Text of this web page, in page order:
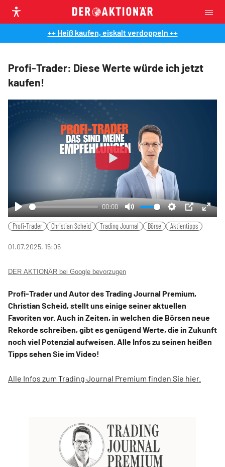
++ Heiß kaufen, eiskalt verdoppeln ++
Profi-Trader: Diese Werte würde ich jetzt
kaufen!
Play
00:00
Mute Settings
PIP
Profi-Trader Christian Scheid Trading Journal Börse Aktientipps
01.07.2025, 15:05
DER AKTIONÄR bei Google bevorzugen
Profi-Trader und Autor des Trading Journal Premium,
Christian Scheid, stellt uns einige seiner aktuellen
Favoriten vor. Auch in Zeiten, in welchen die Börsen neue
Rekorde schreiben, gibt es genügend Werte, die in Zukunft
noch viel Potenzial aufweisen. Alle Infos zu seinen heißen
Tipps sehen Sie im Video!
Alle Infos zum Trading Journal Premium finden Sie hier.